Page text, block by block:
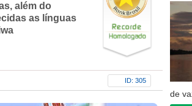
além do
as línguas
ID: 305
de